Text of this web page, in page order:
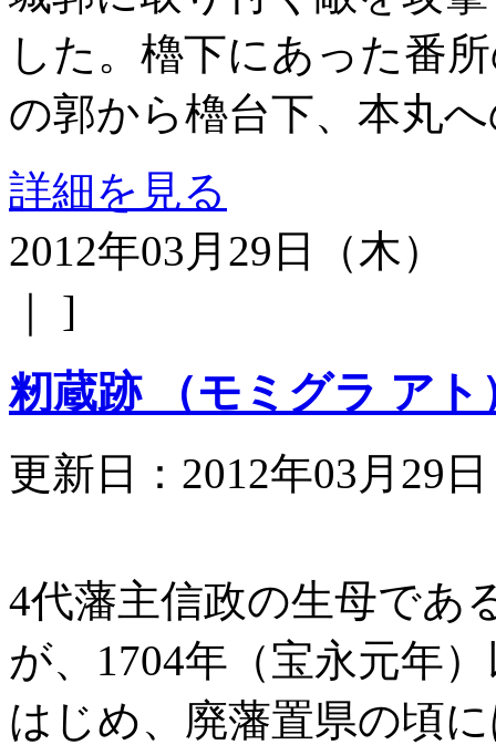
した。櫓下にあった番
の郭から櫓台下、本丸
詳細を見る
2012年03月29日（木）
｜ ]
籾蔵跡 （モミグラ アト
更新日：2012年03月29
4代藩主信政の生母であ
が、1704年（宝永元年
はじめ、廃藩置県の頃